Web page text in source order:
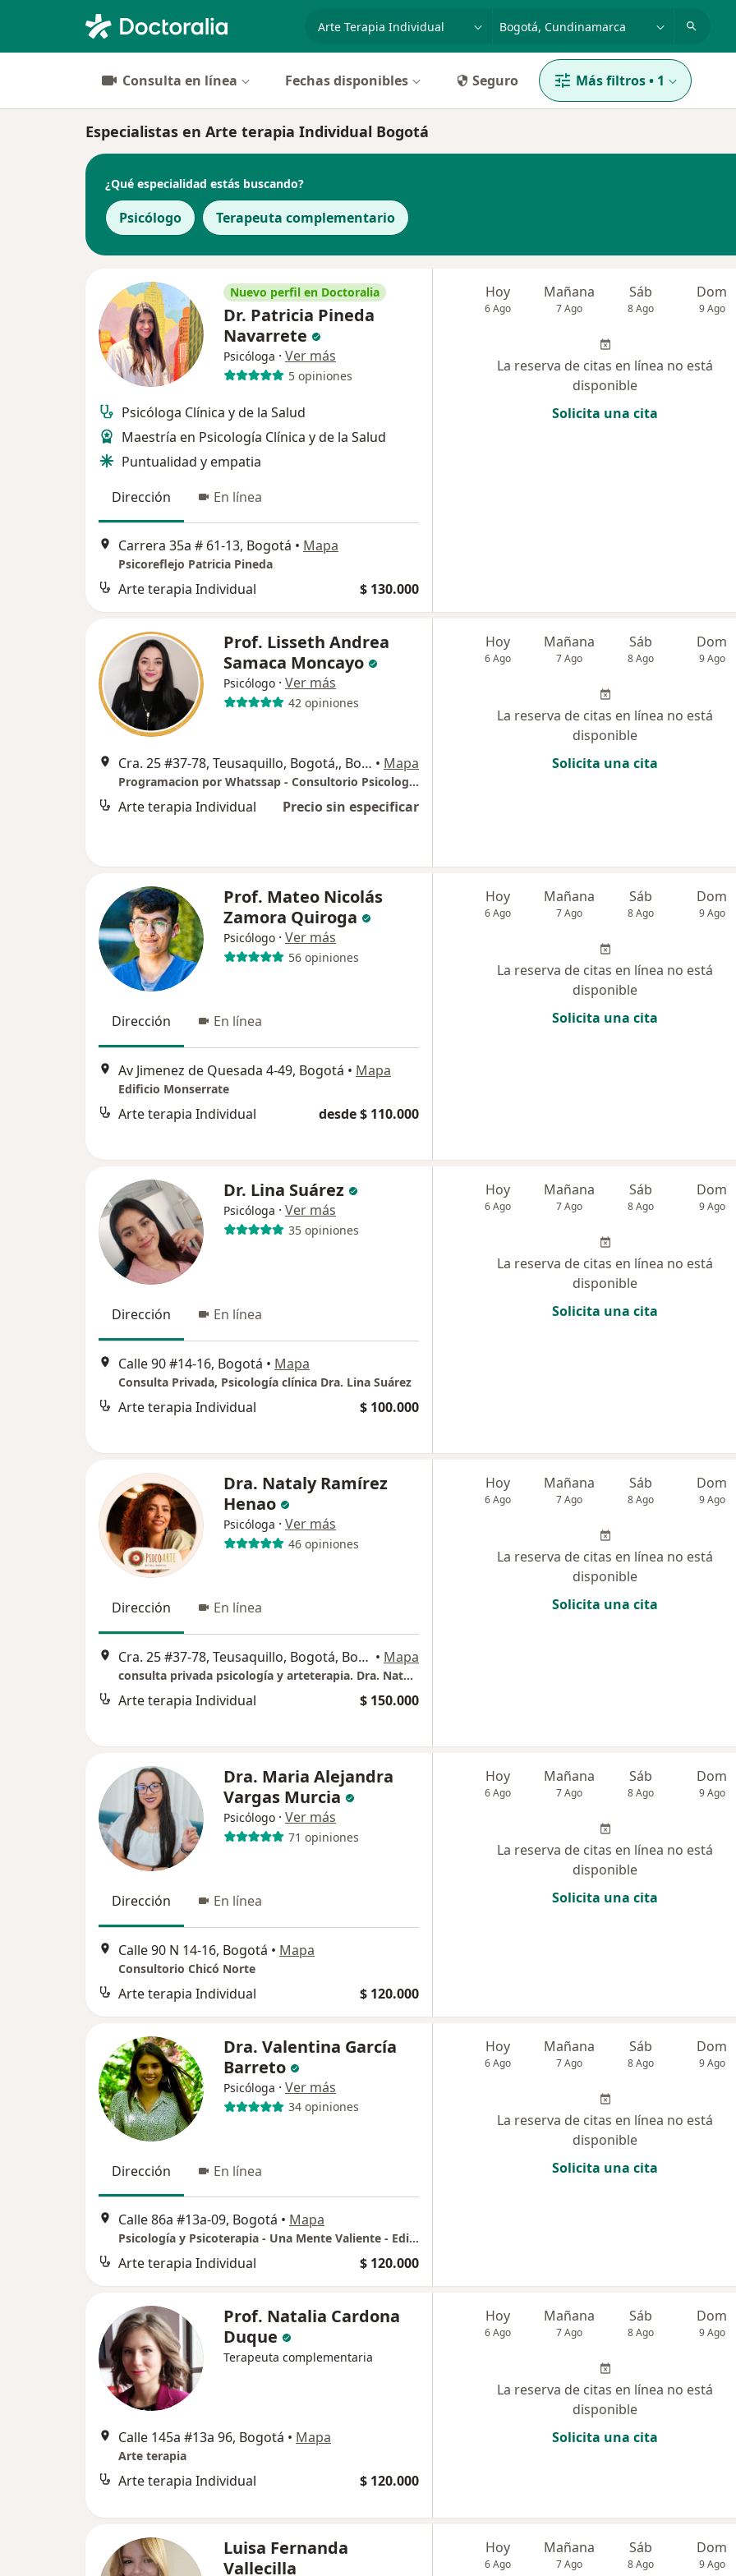
especialidad, enfermedad o nombre
p. ej. Bogotá
Consulta en línea Fechas disponibles Seguro Más filtros• 1
Especialistas en Arte terapia Individual Bogotá
¿Qué especialidad estás buscando?
Psicólogo Terapeuta complementario
Nuevo perfil en Doctoralia
Dr. Patricia Pineda
Navarrete
Psicóloga · Ver más
5 opiniones
Psicóloga Clínica y de la Salud
Maestría en Psicología Clínica y de la Salud
Puntualidad y empatia
Dirección
En línea
Carrera 35a # 61-13, Bogotá • Mapa
Psicoreflejo Patricia Pineda
Arte terapia Individual $ 130.000
Hoy
6 Ago
Mañana
7 Ago
Sáb
8 Ago
Dom
9 Ago
La reserva de citas en línea no está
disponible
Solicita una cita
Prof. Lisseth Andrea
Samaca Moncayo
Psicólogo · Ver más
42 opiniones
Cra. 25 #37-78, Teusaquillo, Bogotá,, Bogotá • Mapa
Programacion por Whatssap - Consultorio Psicologico Dra, Lisseth Andrea Samaca Moncayo
Arte terapia Individual Precio sin especificar
Hoy
6 Ago
Mañana
7 Ago
Sáb
8 Ago
Dom
9 Ago
La reserva de citas en línea no está
disponible
Solicita una cita
Prof. Mateo Nicolás
Zamora Quiroga
Psicólogo · Ver más
56 opiniones
Dirección En línea
Av Jimenez de Quesada 4-49, Bogotá • Mapa
Edificio Monserrate
Arte terapia Individual desde $ 110.000
Hoy
6 Ago
Mañana
7 Ago
Sáb
8 Ago
Dom
9 Ago
La reserva de citas en línea no está
disponible
Solicita una cita
Dr. Lina Suárez
Psicóloga · Ver más
35 opiniones
Dirección En línea
Calle 90 #14-16, Bogotá • Mapa
Consulta Privada, Psicología clínica Dra. Lina Suárez
Arte terapia Individual $ 100.000
Hoy
6 Ago
Mañana
7 Ago
Sáb
8 Ago
Dom
9 Ago
La reserva de citas en línea no está
disponible
Solicita una cita
Dra. Nataly Ramírez
Henao
Psicóloga · Ver más
46 opiniones
Dirección En línea
Cra. 25 #37-78, Teusaquillo, Bogotá, Bogotá • Mapa
consulta privada psicología y arteterapia. Dra. Nataly Ramírez Henao
Arte terapia Individual $ 150.000
Hoy
6 Ago
Mañana
7 Ago
Sáb
8 Ago
Dom
9 Ago
La reserva de citas en línea no está
disponible
Solicita una cita
Dra. Maria Alejandra
Vargas Murcia
Psicólogo · Ver más
71 opiniones
Dirección En línea
Calle 90 N 14-16, Bogotá • Mapa
Consultorio Chicó Norte
Arte terapia Individual $ 120.000
Hoy
6 Ago
Mañana
7 Ago
Sáb
8 Ago
Dom
9 Ago
La reserva de citas en línea no está
disponible
Solicita una cita
Dra. Valentina García
Barreto
Psicóloga · Ver más
34 opiniones
Dirección En línea
Calle 86a #13a-09, Bogotá • Mapa
Psicología y Psicoterapia - Una Mente Valiente - Edificio Centro 86 - Consultorio 402
Arte terapia Individual $ 120.000
Hoy
6 Ago
Mañana
7 Ago
Sáb
8 Ago
Dom
9 Ago
La reserva de citas en línea no está
disponible
Solicita una cita
Prof. Natalia Cardona
Duque
Terapeuta complementaria
Calle 145a #13a 96, Bogotá • Mapa
Arte terapia
Arte terapia Individual $ 120.000
Hoy
6 Ago
Mañana
7 Ago
Sáb
8 Ago
Dom
9 Ago
La reserva de citas en línea no está
disponible
Solicita una cita
Luisa Fernanda
Vallecilla
Hoy
6 Ago
Mañana
7 Ago
Sáb
8 Ago
Dom
9 Ago